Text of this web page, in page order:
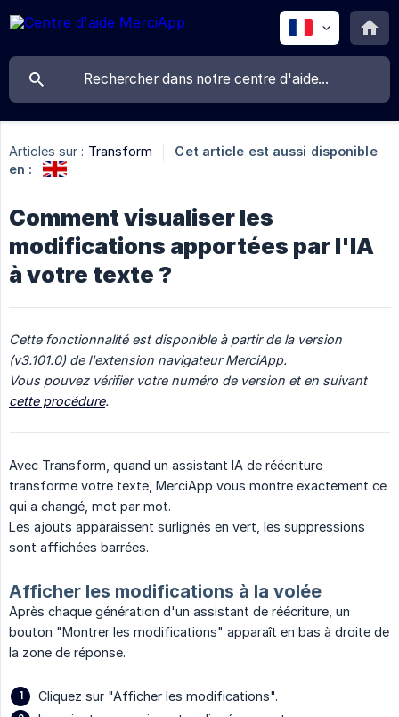
Articles sur : Transform
Cet article est aussi disponible
en :
Comment visualiser les
modifications apportées par l'IA
à votre texte ?
Cette fonctionnalité est disponible à partir de la version
(v3.101.0) de l'extension navigateur MerciApp.
Vous pouvez vérifier votre numéro de version et en suivant
cette procédure.
Avec Transform, quand un assistant IA de réécriture
transforme votre texte, MerciApp vous montre exactement ce
qui a changé, mot par mot.
Les ajouts apparaissent surlignés en vert, les suppressions
sont affichées barrées.
Afficher les modifications à la volée
Après chaque génération d'un assistant de réécriture, un
bouton "Montrer les modifications" apparaît en bas à droite de
la zone de réponse.
Cliquez sur "Afficher les modifications".